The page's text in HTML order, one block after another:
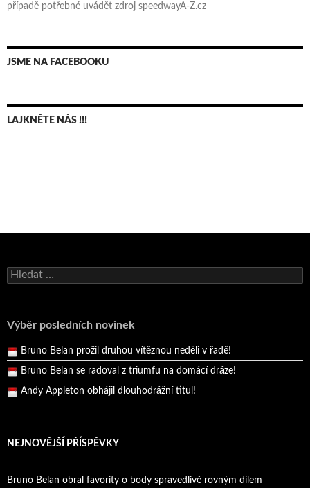
případě potřebné uvádět zdroj speedwayA-Z.cz
JSME NA FACEBOOKU
LAJKNĚTE NÁS !!!
Vyhledávání
Výběr posledních novinek
Andy Appleton obhájil dlouhodrážní titul!
Bruno Belan se radoval z triumfu na domácí dráze!
Andy Appleton obhájil dlouhodrážní titul!
Reprezentační dvojice brala český titul!
NEJNOVĚJŠÍ PŘÍSPĚVKY
Bruno Belan obral favority o body spravedlivě rovným dílem